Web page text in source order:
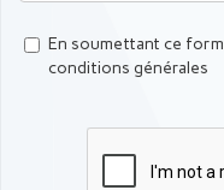
En soumettant ce
conditions générales